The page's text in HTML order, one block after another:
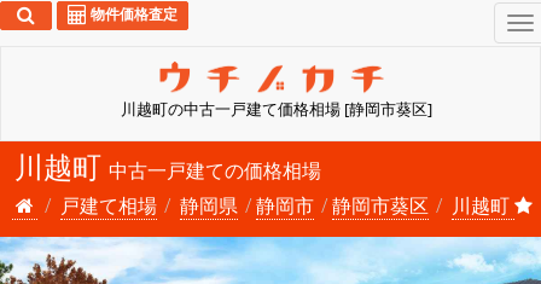
川越町の中古一戸建て価格相場 [静岡市葵区]
物件価格査定
川越町 中古一戸建ての価格相場
戸建て相場
静岡県 静岡市 静岡市葵区 川越町